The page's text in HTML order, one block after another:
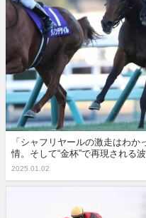
「シャフリヤールの激走はわ
情。そして“金杯”で再現される
2025.01.02